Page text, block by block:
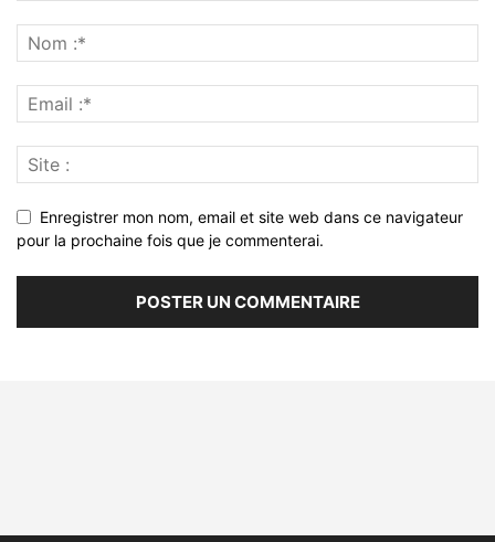
Enregistrer mon nom, email et site web dans ce navigateur
pour la prochaine fois que je commenterai.